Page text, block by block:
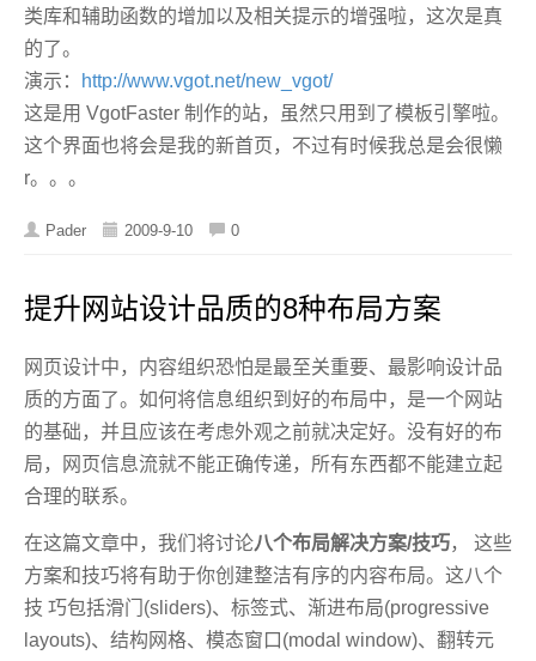
类库和辅助函数的增加以及相关提示的增强啦，这次是真
的了。
演示：
http://www.vgot.net/new_vgot/
这是用 VgotFaster 制作的站，虽然只用到了模板引擎啦。
这个界面也将会是我的新首页，不过有时候我总是会很懒
r。。。
Pader 2009-9-10 0
提升网站设计品质的8种布局方案
网页设计中，内容组织恐怕是最至关重要、最影响设计品
质的方面了。如何将信息组织到好的布局中，是一个网站
的基础，并且应该在考虑外观之前就决定好。没有好的布
局，网页信息流就不能正确传递，所有东西都不能建立起
合理的联系。
在这篇文章中，我们将讨论八个布局解决方案/技巧， 这些
方案和技巧将有助于你创建整洁有序的内容布局。这八个
技 巧包括滑门(sliders)、标签式、渐进布局(progressive
layouts)、结构网格、模态窗口(modal window)、翻转元